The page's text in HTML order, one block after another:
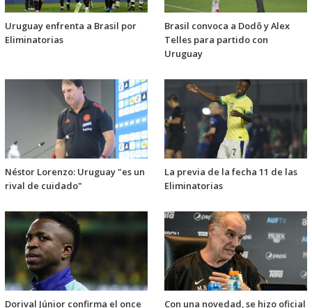
Uruguay enfrenta a Brasil por
Eliminatorias
Brasil convoca a Dodô y Alex
Telles para partido con
Uruguay
Néstor Lorenzo: Uruguay "es un
rival de cuidado"
La previa de la fecha 11 de las
Eliminatorias
Dorival Júnior confirma el once Con una novedad, se hizo oficial